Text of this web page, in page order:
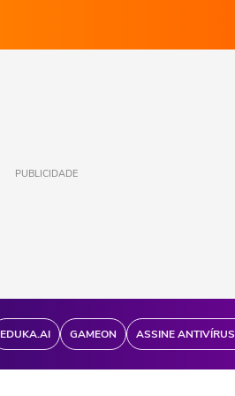
PUBLICIDADE
EDUKA.AI GAMEON ASSINE